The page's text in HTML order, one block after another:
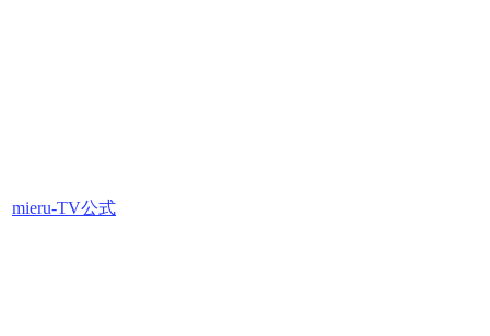
mieru-TV公式